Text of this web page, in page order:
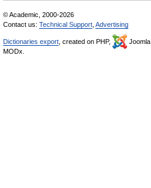
© Academic, 2000-2026
Contact us: Technical Support Advertising
Dictionaries export , created on PHP, Joomla,
MODx.